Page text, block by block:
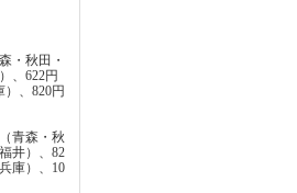
・秋田・
、622円
、820円
青森・秋
井）、82
庫）、10